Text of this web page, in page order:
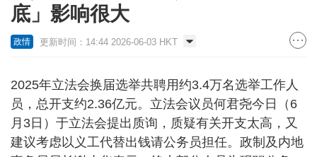
底」影响很大
政情 更新时间：14:44 2026-06-03 HKT
2025年立法会换届选举共聘用约3.4万名选举工作人
员，总开支约2.36亿元。立法会议员何君尧今日（6
月3日）于立法会提出质询，质疑有关开支太高，又
建议考虑以义工代替出钱请公务员担任。政制及内地